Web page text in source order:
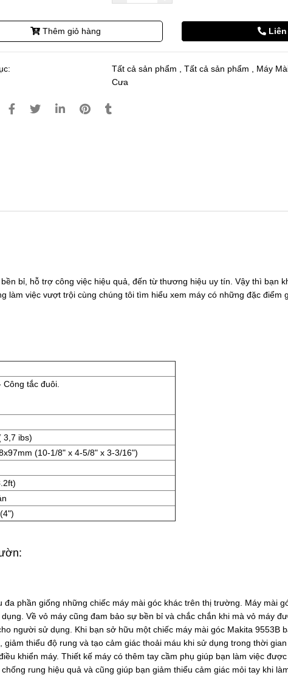
Thêm giỏ hàng Liên
Tất cả sản phẩm ,Tất cả sản phẩm Máy
Cưa
bỉ, hỗ trợ công việc hiệu quả, đến từ thương hiệu uy tín. Vậy thì bạn
làm việc vượt trội cùng chúng tôi tìm hiểu xem máy có những đặc điểm
Công tắc đuôi.
3,7 ibs)
(10-1/8" x 4-5/8" x 3-3/16")
phần giống những chiếc máy mài góc khác trên thị trường. Máy mài
Về vỏ máy cũng đam bảo sự bền bỉ và chắc chắn khi mà vỏ máy
người sử dụng. Khi bạn sở hữu một chiếc máy mài góc Makita 9553B
thiểu độ rung và tạo cảm giác thoải máu khi sử dụng trong thời
khiển máy. Thiết kế máy có thêm tay cầm phụ giúp bạn làm việc
rung hiệu quả và cũng giúp bạn giảm thiểu cảm giác mỏi tay khi